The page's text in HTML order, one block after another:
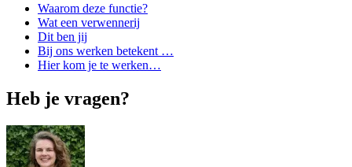
Waarom deze functie?
Wat een verwennerij
Dit ben jij
Bij ons werken betekent …
Hier kom je te werken…
Heb je vragen?